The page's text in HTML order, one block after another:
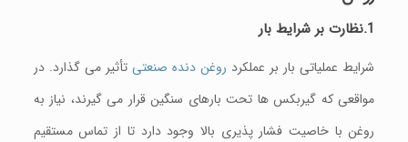
1.نظارت بر شرایط بار
شرایط عملیاتی بار بر عملکرد روغن دنده صنعتی تأثیر می‌ گذارد. در
مواقعی که گیربکس ها تحت بارهای سنگین قرار می‌ گیرند، نیاز به
روغن با خاصیت فشار پذیری بالا وجود دارد تا از تماس مستقیم